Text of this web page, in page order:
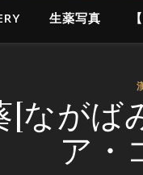
生薬写真
[ながば
ア・